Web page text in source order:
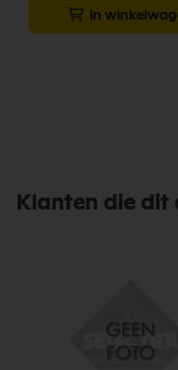
In
Klanten die dit